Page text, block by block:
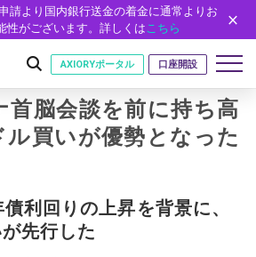
請より国内銀行送金の着金に通常よりお
性がございます。詳しくはこちら
AXIORYポータル 口座開設
首脳会談を前に持ち高
ル買いが優勢となった
債利回りの上昇を背景に、
先行した